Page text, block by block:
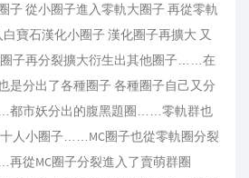
子 從小圈子進入零軌大圈子 再從零軌
寶石漢化小圈子 漢化圈子再擴大 又
子再分裂擴大衍生出其他圈子……在
是分出了各種圈子 各種圈子自己又分
市妖分出的腹黑題圈……零軌群也
人小圈子……MC圈子也從零軌圈分裂
從MC圈子分裂進入了賣萌群圈